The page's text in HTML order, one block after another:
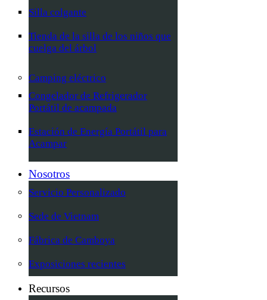
Silla colgante
Tienda de la silla de los niños que
cuelga del árbol
Camping eléctrico
Congelador de Refrigerador
Portátil de acampada
Estación de Energía Portátil para
Acampar
Nosotros
Servicio Personalizado
Sede de Vietnam
Fábrica de Camboya
Exposiciones recientes
Recursos